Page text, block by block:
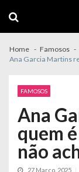
navigation
content
Home
Famosos
Ana Garcia Martins
FAMOSOS
Ana
quem
não
27 Março, 2025